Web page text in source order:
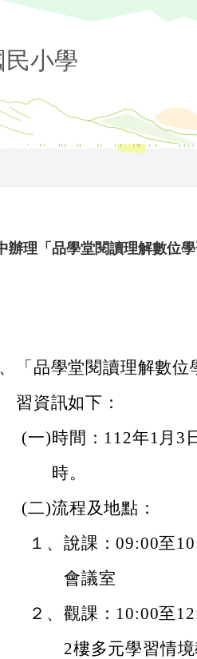
小學
辦理「品學堂閱讀理解數位學
「品學堂閱讀理解數
習資訊如下：
(一)時間：112年1月3
時。
(二)流程及地點：
１、 說課：09:00至
會議室
２、 觀課：10:00至
2樓多元學習情境